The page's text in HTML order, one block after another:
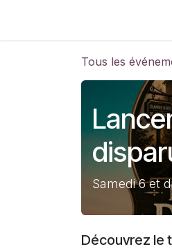
Tous les
Samedi 6 et
Découvrez le